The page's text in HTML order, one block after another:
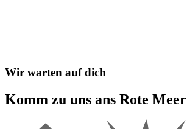
Wir warten auf dich
Komm zu uns ans Rote Meer